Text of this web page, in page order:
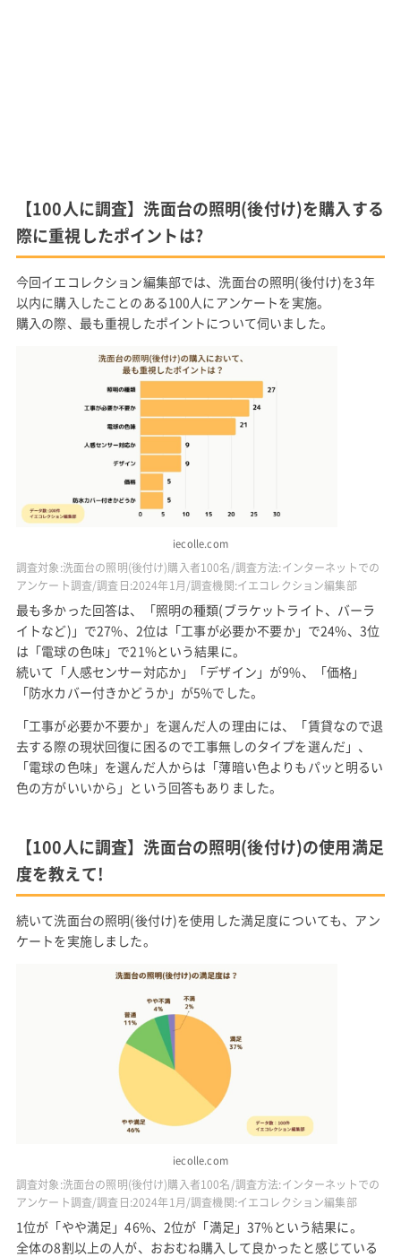
【100人に調査】洗面台の照明(後付け)を購入する
際に重視したポイントは?
今回イエコレクション編集部では、洗面台の照明(後付け)を3年
以内に購入したことのある100人にアンケートを実施。
購入の際、最も重視したポイントについて伺いました。
iecolle.com
調査対象:洗面台の照明(後付け)購入者100名/調査方法:インターネットでの
アンケート調査/調査日:2024年1月/調査機関:イエコレクション編集部
最も多かった回答は、「照明の種類(ブラケットライト、バーラ
イトなど)」で27%、2位は「工事が必要か不要か」で24%、3位
は「電球の色味」で21%という結果に。
続いて「人感センサー対応か」「デザイン」が9%、「価格」
「防水カバー付きかどうか」が5%でした。
「工事が必要か不要か」を選んだ人の理由には、「賃貸なので退
去する際の現状回復に困るので工事無しのタイプを選んだ」、
「電球の色味」を選んだ人からは「薄暗い色よりもパッと明るい
色の方がいいから」という回答もありました。
【100人に調査】洗面台の照明(後付け)の使用満足
度を教えて!
続いて洗面台の照明(後付け)を使用した満足度についても、アン
ケートを実施しました。
iecolle.com
調査対象:洗面台の照明(後付け)購入者100名/調査方法:インターネットでの
アンケート調査/調査日:2024年1月/調査機関:イエコレクション編集部
1位が「やや満足」46%、2位が「満足」37%という結果に。
全体の8割以上の人が、おおむね購入して良かったと感じている